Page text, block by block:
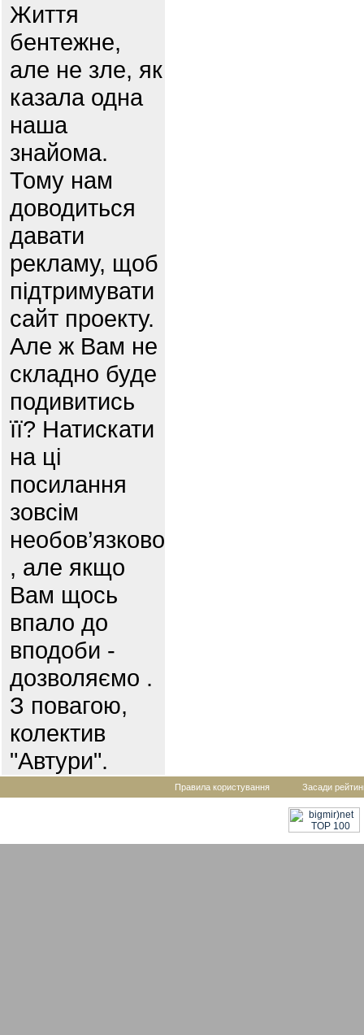
Життя
бентежне,
але не зле, як
казала одна
наша
знайома.
Тому нам
доводиться
давати
рекламу, щоб
підтримувати
сайт проекту.
Але ж Вам не
складно буде
подивитись
її? Натискати
на ці
посилання
зовсім
необов’язково
, але якщо
Вам щось
впало до
вподоби -
дозволяємо .
З повагою,
колектив
"Автури".
Правила користування Засади